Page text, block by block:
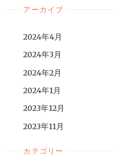
アーカイブ
2024年4月
2024年3月
2024年2月
2024年1月
2023年12月
2023年11月
カテゴリー